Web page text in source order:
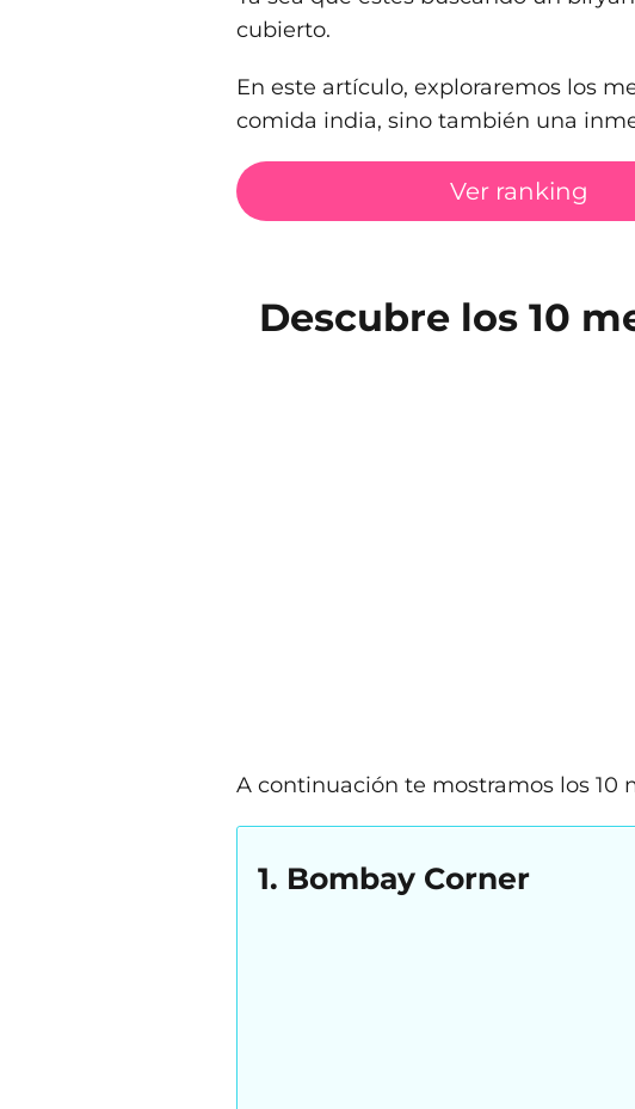
cubierto.
En este artículo, exploraremos los
comida india, sino también una
Ver ranking
Descubre los 10
A continuación te mostramos los 10
1. Bombay Corner